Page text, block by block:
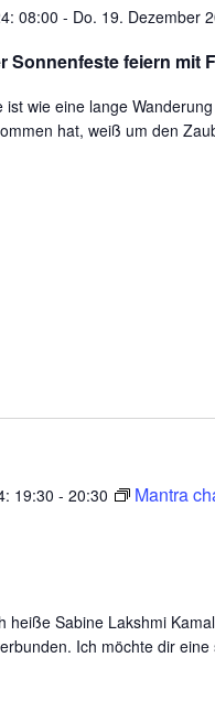
Sonnenfeste feiern mit
08:00 - Do. 19. Dezember
wie eine lange
hat, weiß um den
19:30 - 20:30 Mantra
heiße Sabine Lakshmi
Ich möchte dir